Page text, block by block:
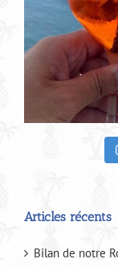
Articles récents
Bilan de notre